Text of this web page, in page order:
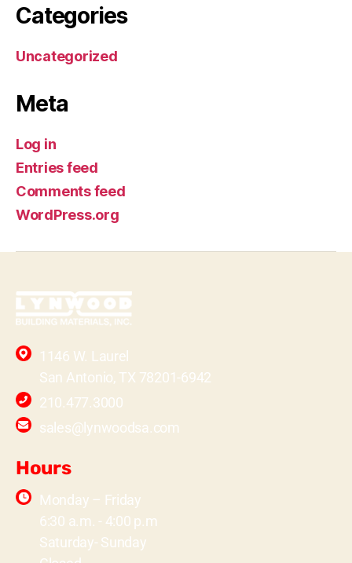
Categories
Uncategorized
Meta
Log in
Entries feed
Comments feed
WordPress.org
1146 W. Laurel
San Antonio, TX 78201-6942
210.477.3000
sales@lynwoodsa.com
Hours
Monday – Friday
6:30 a.m. - 4:00 p.m
Saturday- Sunday